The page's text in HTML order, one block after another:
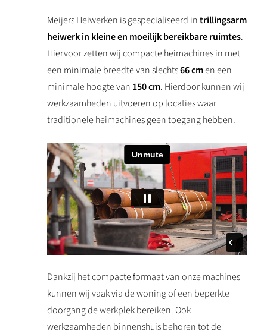
Meijers Heiwerken is gespecialiseerd intrillingsarm
heiwerk in kleine en moeilijk bereikbare ruimtes.
Hiervoor zetten wij compacte heimachines in met
een minimale breedte van slechts66 cmen een
minimale hoogte van 150 cm. Hierdoor kunnen wij
werkzaamheden uitvoeren op locaties waar
traditionele heimachines geen toegang hebben.
Dankzij het compacte formaat van onze machines
kunnen wij vaak via de woning of een beperkte
doorgang de werkplek bereiken. Ook
werkzaamheden binnenshuis behoren tot de